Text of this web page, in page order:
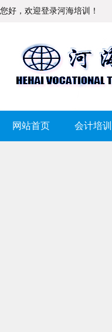
您好，欢迎登录河海培训！
网站首页 会计培训